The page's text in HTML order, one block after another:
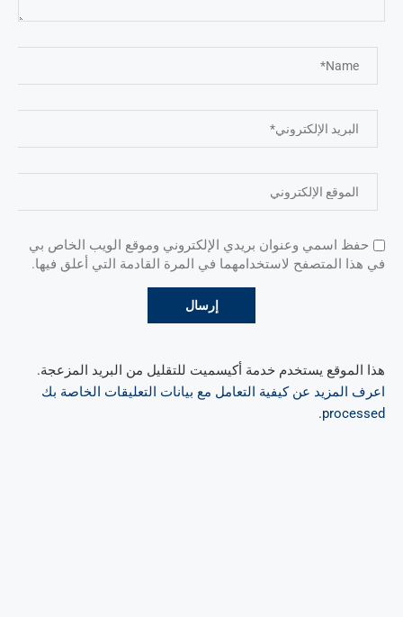
حفظ اسمي وعنوان بريدي الإلكتروني وموقع الويب الخاص بي
في هذا المتصفح لاستخدامهما في المرة القادمة التي أعلق فيها.
هذا الموقع يستخدم خدمة أكيسميت للتقليل من البريد المزعجة.
اعرف المزيد عن كيفية التعامل مع بيانات التعليقات الخاصة بك
processed
.